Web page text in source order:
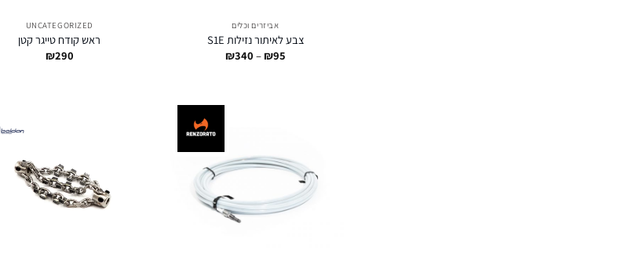
אביזרים וכלים
צבע לאיתור נזילות S1E
₪95
–
₪340 טווח
UNCATEGORIZED
ראש קודח טייגר קטן
₪290